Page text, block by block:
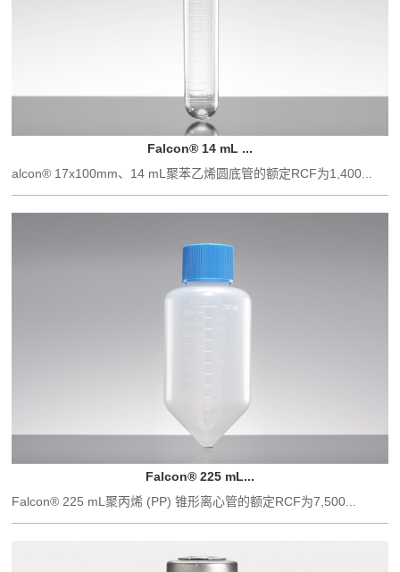
Falcon® 14 mL ...
alcon® 17x100mm、14 mL聚苯乙烯圆底管的额定RCF为1,400...
Falcon® 225 mL...
Falcon® 225 mL聚丙烯 (PP) 锥形离心管的额定RCF为7,500...